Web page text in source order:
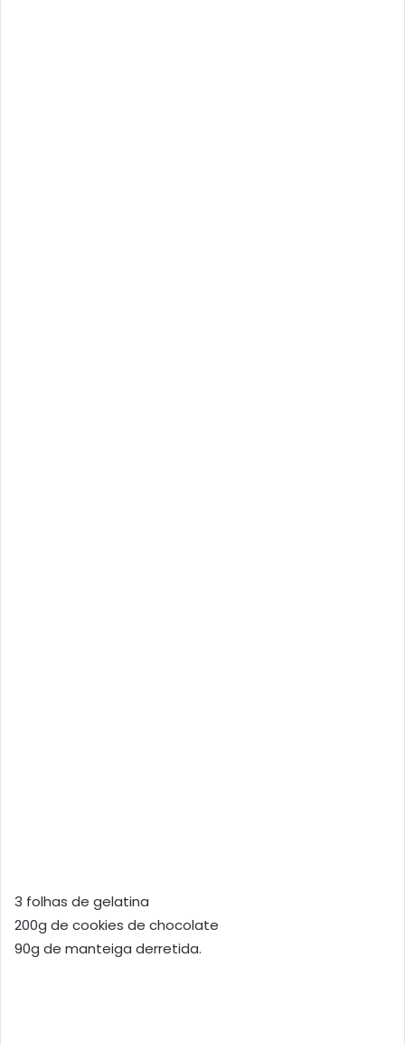
3 folhas de gelatina
200g de cookies de chocolate
90g de manteiga derretida.